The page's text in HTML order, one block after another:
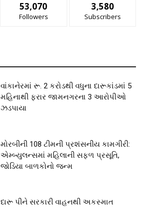
53,070
Followers
3,580
Subscribers
વાંકાનેરમાં રૂ. 2 કરોડથી વધુના દારૂકાંડમાં 5
મહિનાથી ફરાર જામનગરના 3 આરોપીઓ
ઝડપાયા
મોરબીની 108 ટીમની પ્રશંસનીય કામગીરી:
એમ્બ્યુલન્સમાં મહિલાની સફળ પ્રસૂતિ,
જોડિયા બાળકોનો જન્મ
દારૂ પીને સરકારી વાહનથી અકસ્માત